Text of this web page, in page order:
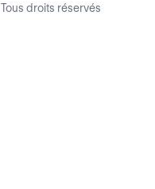
Tous droits réservés